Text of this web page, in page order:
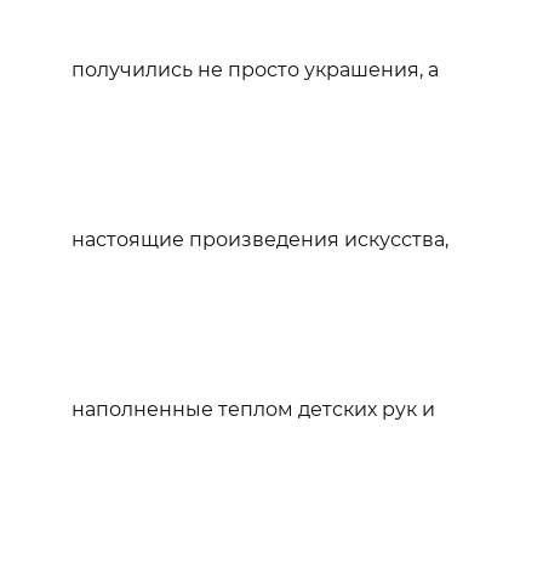
получились не просто украшения, а
настоящие произведения искусства,
наполненные теплом детских рук и